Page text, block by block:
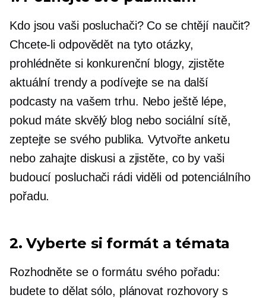
Kdo jsou vaši posluchači? Co se chtějí naučit?
Chcete-li odpovědět na tyto otázky,
prohlédněte si konkurenční blogy, zjistěte
aktuální trendy a podívejte se na další
podcasty na vašem trhu. Nebo ještě lépe,
pokud máte skvělý blog nebo sociální sítě,
zeptejte se svého publika. Vytvořte anketu
nebo zahajte diskusi a zjistěte, co by vaši
budoucí posluchači rádi viděli od potenciálního
pořadu.
2. Vyberte si formát a témata
Rozhodněte se o formátu svého pořadu:
budete to dělat sólo, plánovat rozhovory s